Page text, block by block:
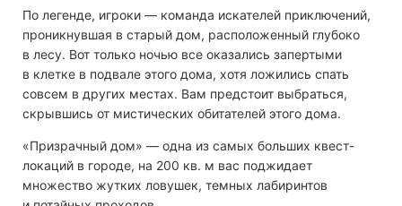
По легенде, игроки — команда искателей приключений,
проникнувшая в старый дом, расположенный глубоко
в лесу. Вот только ночью все оказались запертыми
в клетке в подвале этого дома, хотя ложились спать
совсем в других местах. Вам предстоит выбраться,
скрывшись от мистических обитателей этого дома.
«Призрачный дом» — одна из самых больших квест-
локаций в городе, на 200 кв. м вас поджидает
множество жутких ловушек, темных лабиринтов